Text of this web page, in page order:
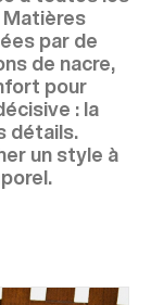
Matières
par de
de nacre,
pour
: la
détails.
un style à